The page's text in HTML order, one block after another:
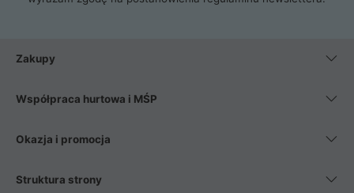
Zakupy
Współpraca hurtowa i MŚP
Okazja i promocja
Struktura strony